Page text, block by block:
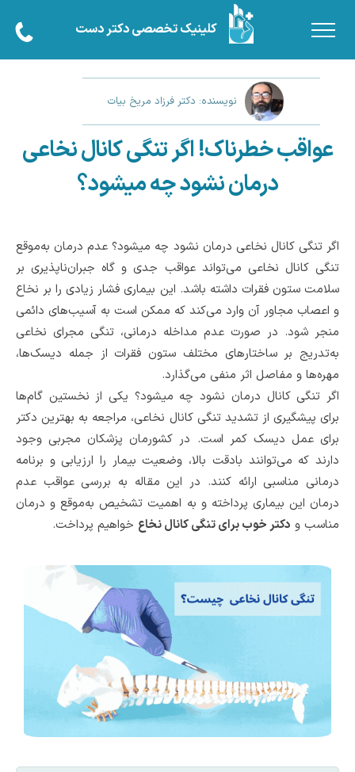
کلینیک تخصصی دکتر دست
نویسنده: دکتر فرزاد مریخ بیات
عواقب خطرناک! اگر تنگی کانال نخاعی
درمان نشود چه میشود؟
اگر تنگی کانال نخاعی درمان نشود چه میشود؟ عدم درمان به‌موقع
تنگی کانال نخاعی می‌تواند عواقب جدی و گاه جبران‌ناپذیری بر
سلامت ستون فقرات داشته باشد. این بیماری فشار زیادی را بر نخاع
و اعصاب مجاور آن وارد می‌کند که ممکن است به آسیب‌های دائمی
منجر شود. در صورت عدم مداخله درمانی، تنگی مجرای نخاعی
به‌تدریج بر ساختارهای مختلف ستون فقرات از جمله دیسک‌ها،
مهره‌ها و مفاصل اثر منفی می‌گذارد.
اگر تنگی کانال درمان نشود چه میشود؟ یکی از نخستین گام‌ها
برای پیشگیری از تشدید تنگی کانال نخاعی، مراجعه به بهترین دکتر
برای عمل دیسک کمر است. در کشورمان پزشکان مجربی وجود
دارند که می‌توانند بادقت بالا، وضعیت بیمار را ارزیابی و برنامه
درمانی مناسبی ارائه کنند. در این مقاله به بررسی عواقب عدم
درمان این بیماری پرداخته و به اهمیت تشخیص به‌موقع و درمان
مناسب و دکتر خوب برای تنگی کانال نخاع خواهیم پرداخت.